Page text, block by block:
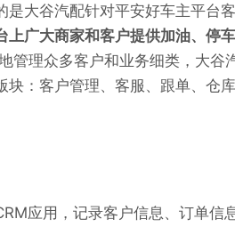
大谷汽配针对平安好车主平台
上广大商家和客户提供加油、停
管理众多客户和业务细类，大谷
：客户管理、客服、跟单、仓库
应用，记录客户信息、订单信